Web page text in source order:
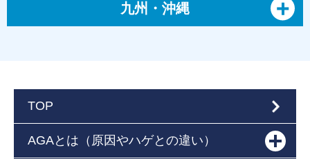
九州・沖縄
TOP
AGAとは（原因やハゲとの違い）